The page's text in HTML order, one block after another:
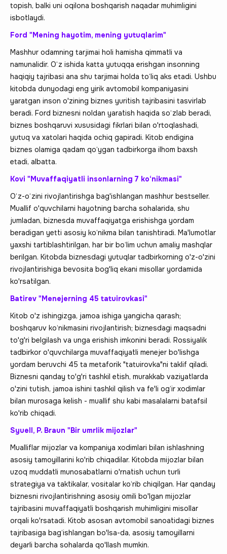
topish, balki uni oqilona boshqarish naqadar muhimligini
isbotlaydi.
Ford "Mening hayotim, mening yutuqlarim"
Mashhur odamning tarjimai holi hamisha qimmatli va
namunalidir. O‘z ishida katta yutuqqa erishgan insonning
haqiqiy tajribasi ana shu tarjimai holda to‘liq aks etadi. Ushbu
kitobda dunyodagi eng yirik avtomobil kompaniyasini
yaratgan inson o'zining biznes yuritish tajribasini tasvirlab
beradi. Ford biznesni noldan yaratish haqida so‘zlab beradi,
biznes boshqaruvi xususidagi fikrlari bilan o'rtoqlashadi,
yutuq va xatolari haqida ochiq gapiradi. Kitob endigina
biznes olamiga qadam qo‘ygan tadbirkorga ilhom baxsh
etadi, albatta.
Kovi "Muvaffaqiyatli insonlarning 7 ko‘nikmasi"
O‘z-o‘zini rivojlantirishga bag'ishlangan mashhur bestseller.
Muallif o'quvchilarni hayotning barcha sohalarida, shu
jumladan, biznesda muvaffaqiyatga erishishga yordam
beradigan yetti asosiy ko‘nikma bilan tanishtiradi. Ma'lumotlar
yaxshi tartiblashtirilgan, har bir bo‘lim uchun amaliy mashqlar
berilgan. Kitobda biznesdagi yutuqlar tadbirkorning o'z-o'zini
rivojlantirishiga bevosita bog'liq ekani misollar yordamida
ko'rsatilgan.
Batirev "Menejerning 45 tatuirovkasi"
Kitob o'z ishingizga, jamoa ishiga yangicha qarash;
boshqaruv ko‘nikmasini rivojlantirish; biznesdagi maqsadni
to'g'ri belgilash va unga erishish imkonini beradi. Rossiyalik
tadbirkor o'quvchilarga muvaffaqiyatli menejer bo'lishga
yordam beruvchi 45 ta metaforik "tatuirovka"ni taklif qiladi.
Biznesni qanday to'g'ri tashkil etish, murakkab vaziyatlarda
o'zini tutish, jamoa ishini tashkil qilish va fe'li og‘ir xodimlar
bilan murosaga kelish - muallif shu kabi masalalarni batafsil
ko'rib chiqadi.
Syuell, P. Braun "Bir umrlik mijozlar"
Mualliflar mijozlar va kompaniya xodimlari bilan ishlashning
asosiy tamoyillarini ko'rib chiqadilar. Kitobda mijozlar bilan
uzoq muddatli munosabatlarni o'rnatish uchun turli
strategiya va taktikalar, vositalar ko‘rib chiqilgan. Har qanday
biznesni rivojlantirishning asosiy omili bo'lgan mijozlar
tajribasini muvaffaqiyatli boshqarish muhimligini misollar
orqali ko'rsatadi. Kitob asosan avtomobil sanoatidagi biznes
tajribasiga bag‘ishlangan bo'lsa-da, asosiy tamoyillarni
deyarli barcha sohalarda qo'llash mumkin.